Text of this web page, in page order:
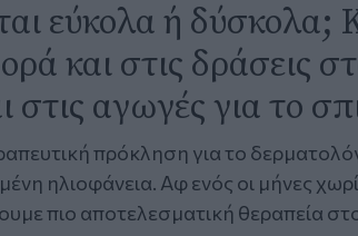
εύκολα ή δύσκολα;
και στις δράσεις
στις αγωγές για το
πρόκληση για το
ηλιοφάνεια. Αφ ενός οι μήνες
πιο αποτελεσματική θεραπεία